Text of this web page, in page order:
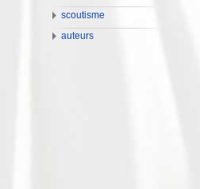
scoutisme
auteurs